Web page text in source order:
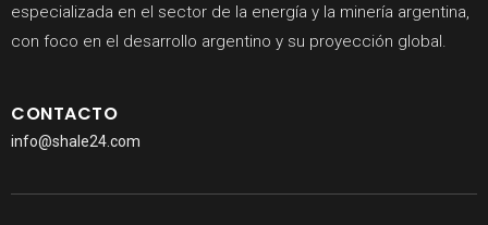
especializada en el sector de la energía y la minería argentina,
con foco en el desarrollo argentino y su proyección global.
CONTACTO
info@shale24.com